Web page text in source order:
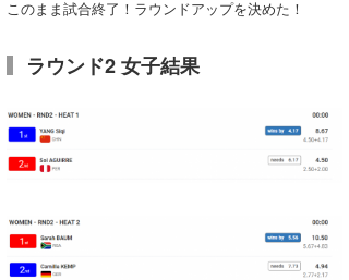
このまま試合終了！ラウンドアップを決めた！
ラウンド2 女子結果